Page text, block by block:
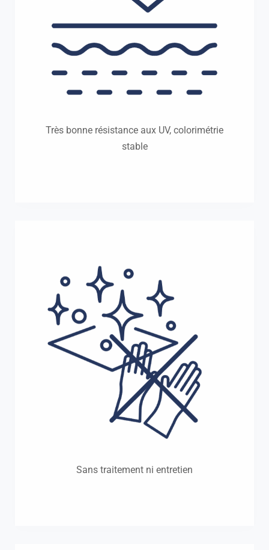
Très bonne résistance aux UV, colorimétrie
stable
Sans traitement ni entretien